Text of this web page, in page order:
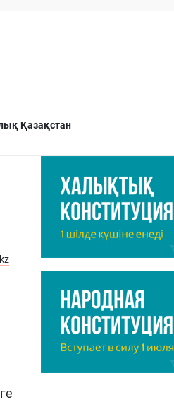
Қазақстан